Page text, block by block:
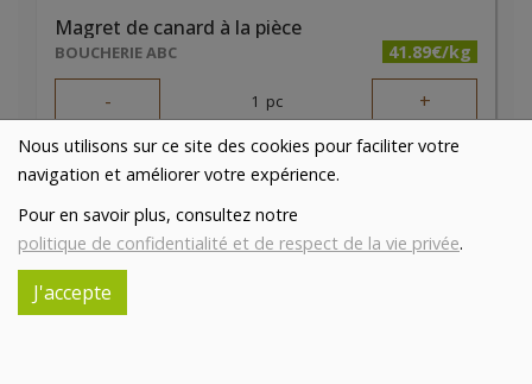
Nous utilisons sur ce site des cookies pour faciliter votre
navigation et améliorer votre expérience.
Pour en savoir plus, consultez notre
politique de confidentialité et de respect de la vie privée.
J'accepte
Magret de canard à la pièce
BOUCHERIE ABC 41.89€/kg
- 1 pc +
€
Réception le
vendredi 14/08 (09:00)
1 pc = ± 0.3 kg = ± 12.57 €